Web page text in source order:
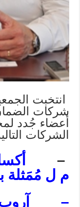
انتخبت
شركات
أعضاء جُدد
الشركات
–
م ل مُمَثلة
–